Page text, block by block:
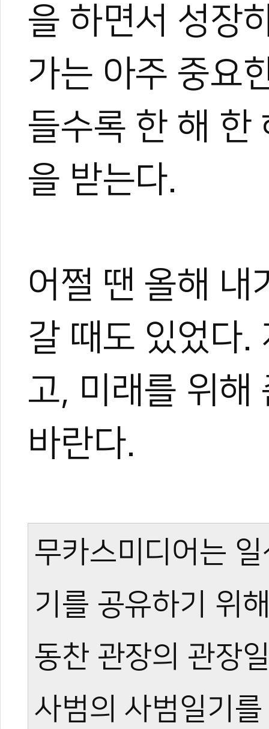
을 하면서 성장
가는 아주 중요
들수록 한 해 한
을 받는다.
어쩔 땐 올해 내
갈 때도 있었다.
고, 미래를 위해
바란다.
무카스미디어는
기를 공유하기 위
동찬 관장의 관장
사범의 사범일기